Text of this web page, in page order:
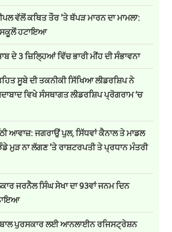
ਵੱਲੋਂ ਕਥਿਤ ਤੌਰ ’ਤੇ ਥੱਪੜ ਮਾਰਨ ਦਾ ਮਾਮਲਾ:
ਸਕੂਲੋਂ ਹਟਾਇਆ
ਦੇ 3 ਜ਼ਿਲ੍ਹਿਆਂ ਵਿੱਚ ਭਾਰੀ ਮੀਂਹ ਦੀ ਸੰਭਾਵਨਾ
ਸੂਬੇ ਦੀ ਤਕਨੀਕੀ ਸਿੱਖਿਆ ਲੀਡਰਸ਼ਿਪ ਨੇ
ਵਿਖੇ ਸੰਸਥਾਗਤ ਲੀਡਰਸ਼ਿਪ ਪ੍ਰੋਗਰਾਮ ‘ਚ
ਆਵਾਜ਼: ਜਗਰਾਉਂ ਪੁਲ, ਸਿੱਧਵਾਂ ਕੈਨਾਲ ਤੇ ਮਾਡਲ
ਮੁੜ ਨਾ ਲੱਗਣ ’ਤੇ ਰਾਸ਼ਟਰਪਤੀ ਤੇ ਪ੍ਰਧਾਨ ਮੰਤਰੀ
ਜਰਨੈਲ ਸਿੰਘ ਸੇਖਾ ਦਾ 93ਵਾਂ ਜਨਮ ਦਿਨ
ਬਾਲ ਪੁਰਸਕਾਰ ਲਈ ਆਨਲਾਈਨ ਰਜਿਸਟ੍ਰੇਸ਼ਨ